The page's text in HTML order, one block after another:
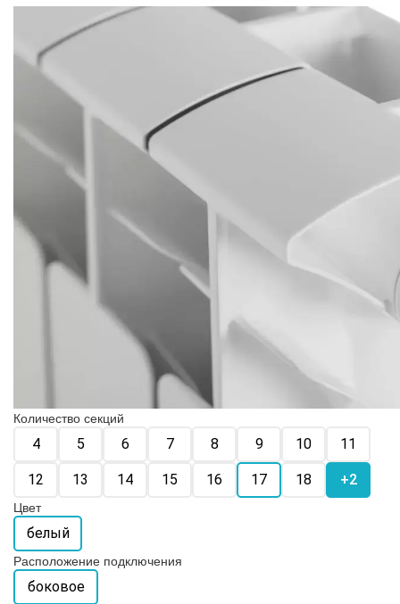
Количество секций
4 5 6 7 8 9 10 11
12 13 14 15 16 17 18 +2
Цвет
белый
Расположение подключения
боковое